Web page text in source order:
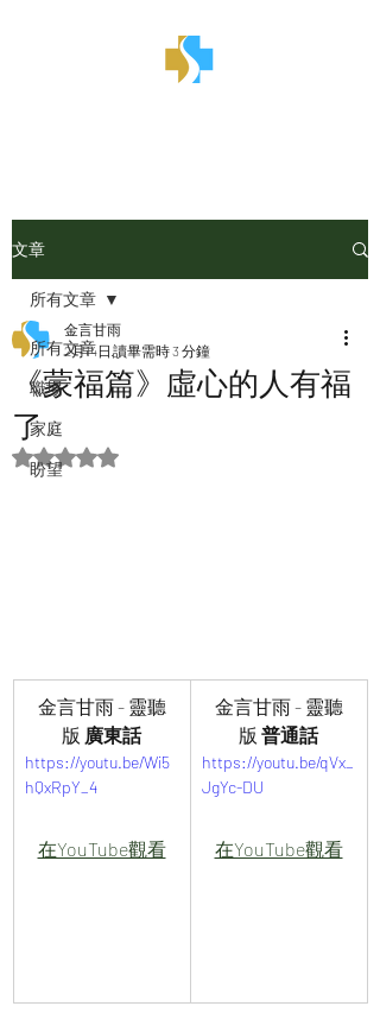
文章
所有文章
職場
家庭
盼望
所有文章
《蒙福篇》虛心的人有福
了
金言甘雨
2月14日 讀畢需時 3 分鐘
評等為 NaN（最高為 5 顆星）。
金言甘雨 - 靈聽
版 廣東話
https://youtu.be/Wi5
hQxRpY_4
在YouTube觀看
金言甘雨 - 靈聽
版 普通話
https://youtu.be/qVx_
JgYc-DU
在YouTube觀看